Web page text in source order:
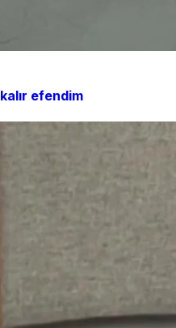
efendim